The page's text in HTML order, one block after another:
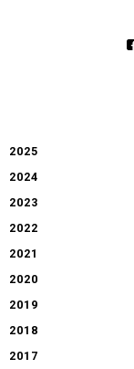
2025
2024
2023
2022
2021
2020
2019
2018
2017